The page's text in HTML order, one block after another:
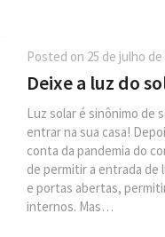
Posted on 25 de julho de
Deixe a luz do
Luz solar é sinônimo de
entrar na sua casa!
conta da pandemia do
de permitir a entrada de
e portas abertas,
internos. Mas…